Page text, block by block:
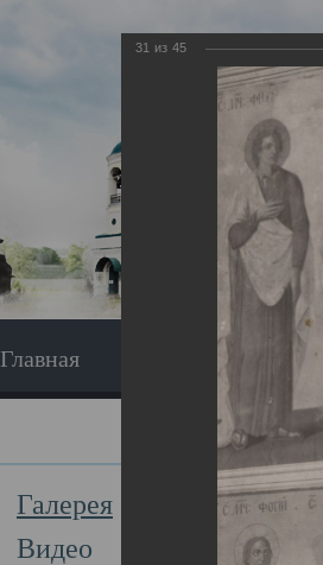
Главная
Галерея
Видео
31 из 45